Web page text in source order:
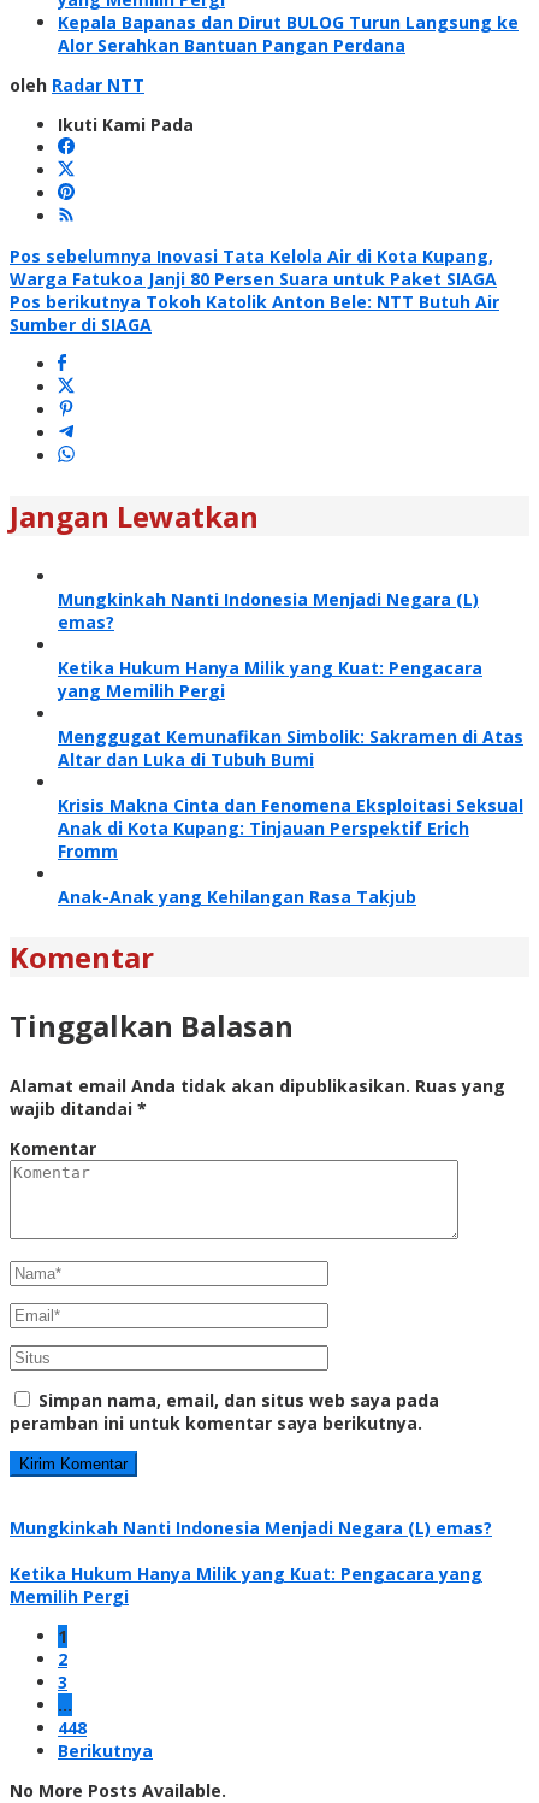
Kepala Bapanas dan Dirut BULOG Turun Langsung ke
Alor Serahkan Bantuan Pangan Perdana
oleh Radar NTT
Ikuti Kami Pada
Navigasi
pos
Pos sebelumnya Inovasi Tata Kelola Air di Kota Kupang,
Warga Fatukoa Janji 80 Persen Suara untuk Paket SIAGA
Pos berikutnya Tokoh Katolik Anton Bele: NTT Butuh Air
Sumber di SIAGA
Jangan Lewatkan
Mungkinkah Nanti Indonesia Menjadi Negara (L)
emas?
Ketika Hukum Hanya Milik yang Kuat: Pengacara
yang Memilih Pergi
Menggugat Kemunafikan Simbolik: Sakramen di Atas
Altar dan Luka di Tubuh Bumi
Krisis Makna Cinta dan Fenomena Eksploitasi Seksual
Anak di Kota Kupang: Tinjauan Perspektif Erich
Fromm
Anak-Anak yang Kehilangan Rasa Takjub
Komentar
Tinggalkan Balasan
Alamat email Anda tidak akan dipublikasikan. Ruas yang
wajib ditandai *
Komentar
Simpan nama, email, dan situs web saya pada
peramban ini untuk komentar saya berikutnya.
Mungkinkah Nanti Indonesia Menjadi Negara (L) emas?
Ketika Hukum Hanya Milik yang Kuat: Pengacara yang
Memilih Pergi
1
2
3
…
448
Berikutnya
No More Posts Available.